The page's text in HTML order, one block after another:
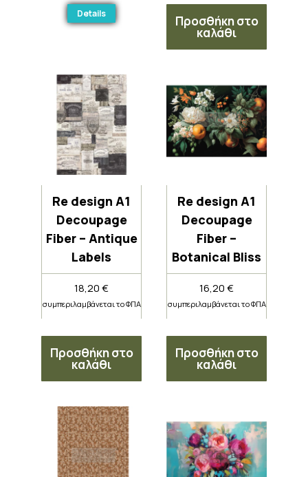
Details Προσθήκη στο
καλάθι
Re design A1
Decoupage
Fiber – Antique
Labels
18,20€
συμπεριλαμβάνεται το ΦΠΑ
Προσθήκη στο
καλάθι
Re design A1
Decoupage
Fiber –
Botanical Bliss
16,20€
συμπεριλαμβάνεται το ΦΠΑ
Προσθήκη στο
καλάθι